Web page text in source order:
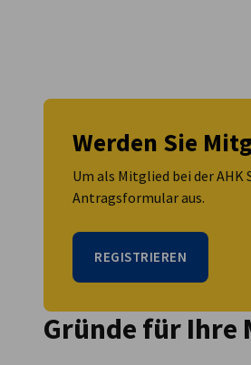
Werden Sie
Um als Mitglied bei der
Antragsformular aus.
REGISTRIEREN
Gründe für